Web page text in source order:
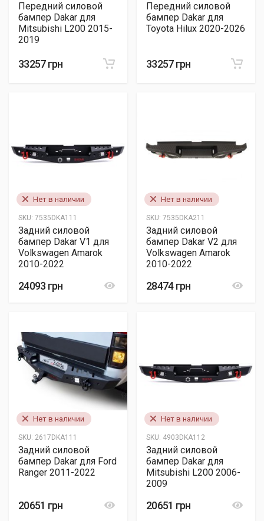
Передний силовой
бампер Dakar для
Mitsubishi L200 2015-
2019
33257 грн
Передний силовой
бампер Dakar для
Toyota Hilux 2020-2026
33257 грн
Нет в наличии
SKU: 7535DKA111
Задний силовой
бампер Dakar V1 для
Volkswagen Amarok
2010-2022
24093 грн
Нет в наличии
SKU: 7535DKA211
Задний силовой
бампер Dakar V2 для
Volkswagen Amarok
2010-2022
28474 грн
Нет в наличии
SKU: 2617DKA111
Задний силовой
бампер Dakar для Ford
Ranger 2011-2022
20651 грн
Нет в наличии
SKU: 4903DKA112
Задний силовой
бампер Dakar для
Mitsubishi L200 2006-
2009
20651 грн